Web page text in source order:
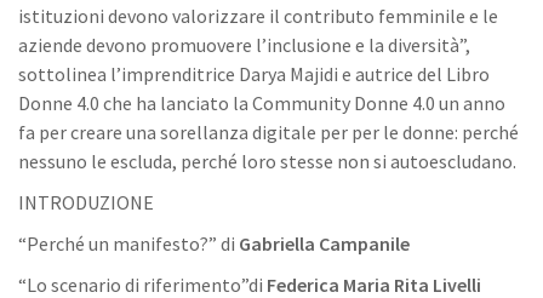
istituzioni devono valorizzare il contributo femminile e le
aziende devono promuovere l’inclusione e la diversità”,
sottolinea l’imprenditrice Darya Majidi e autrice del Libro
Donne 4.0 che ha lanciato la Community Donne 4.0 un anno
fa per creare una sorellanza digitale per per le donne: perché
nessuno le escluda, perché loro stesse non si autoescludano.
INTRODUZIONE
“Perché un manifesto?” di Gabriella Campanile
“Lo scenario di riferimento”di Federica Maria Rita Livelli